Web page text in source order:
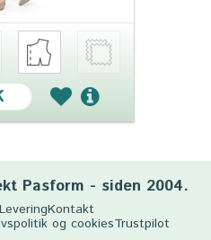
Pasform - siden 2004.
LeveringKontakt
og cookiesTrustpilot